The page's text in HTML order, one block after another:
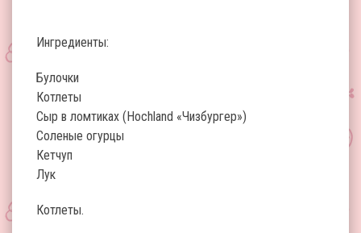
Ингредиенты:
Булочки
Котлеты
Сыр в ломтиках (Hochland «Чизбургер»)
Соленые огурцы
Кетчуп
Лук
Котлеты.